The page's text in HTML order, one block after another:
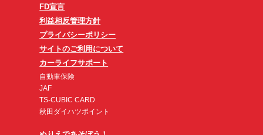
FD宣言
利益相反管理方針
プライバシーポリシー
サイトのご利用について
カーライフサポート
自動車保険
JAF
TS-CUBIC CARD
秋田ダイハツポイント